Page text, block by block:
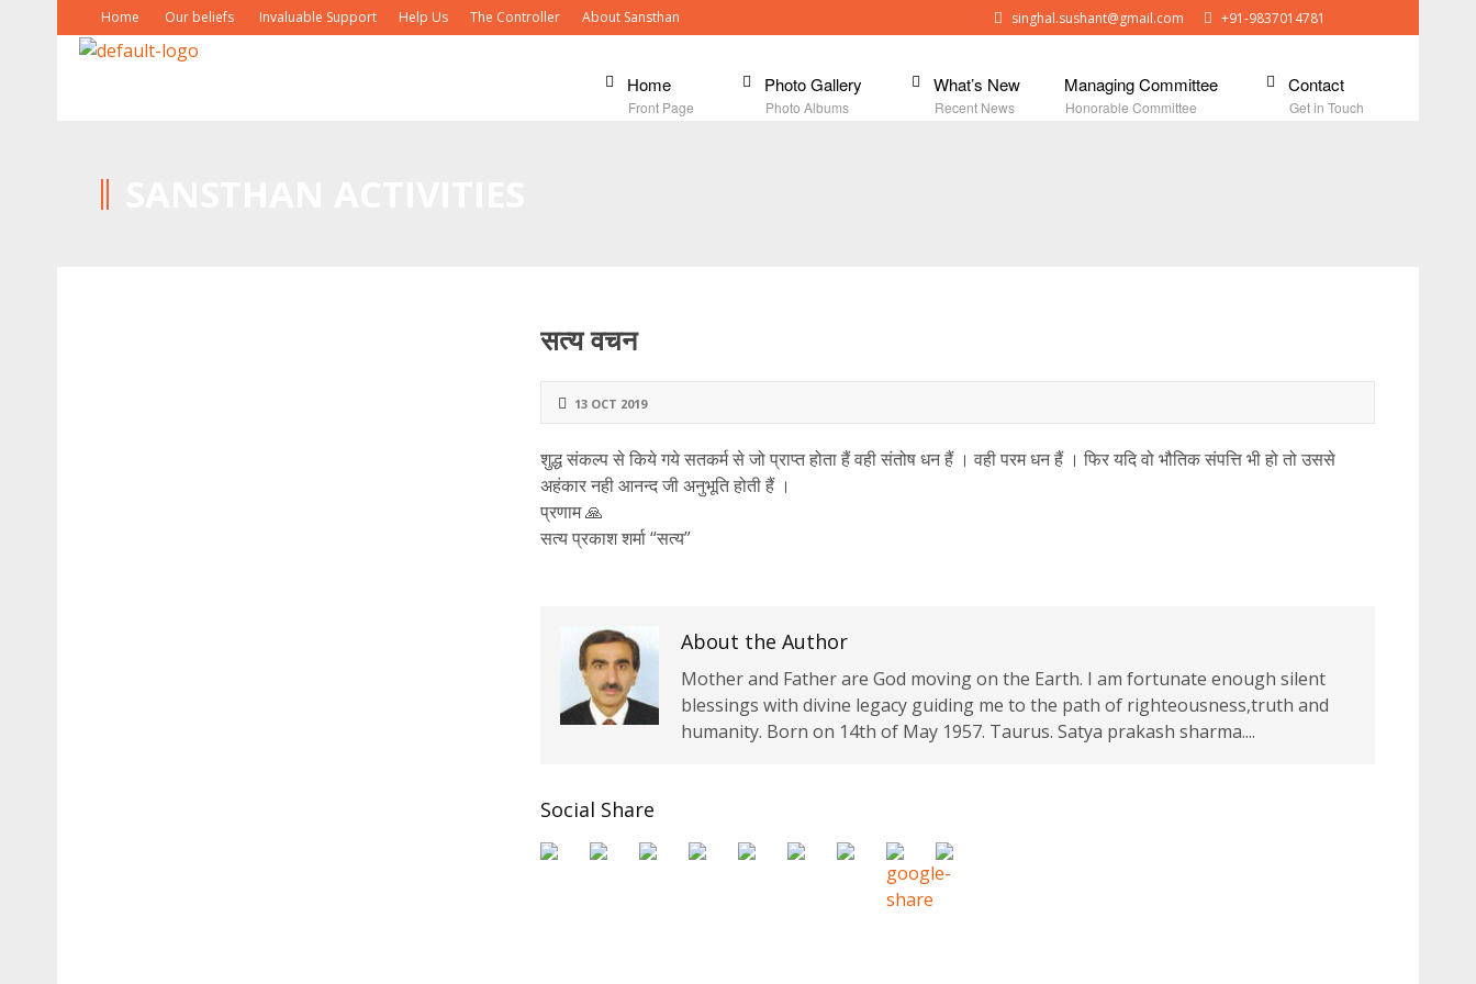
Home Our beliefs Invaluable Support Help Us The Controller About Sansthan singhal.sushant@gmail.com +91-9837014781
Home
Front Page
Photo Gallery
Photo Albums
What’s New
Recent News
Managing Committee
Honorable Committee
Contact
Get in Touch
सत्य वचन
13 OCT 2019
शुद्ध संकल्प से किये गये सतकर्म से जो प्राप्त होता हैं वही संतोष धन हैं । वही परम धन हैं । फिर यदि वो भौतिक संपत्ति भी हो तो उससे
अहंकार नही आनन्द जी अनुभूति होती हैं ।
प्रणाम 🙏
सत्य प्रकाश शर्मा “सत्य”
About the Author
Mother and Father are God moving on the Earth. I am fortunate enough silent
blessings with divine legacy guiding me to the path of righteousness,truth and
humanity. Born on 14th of May 1957. Taurus. Satya prakash sharma....
Social Share